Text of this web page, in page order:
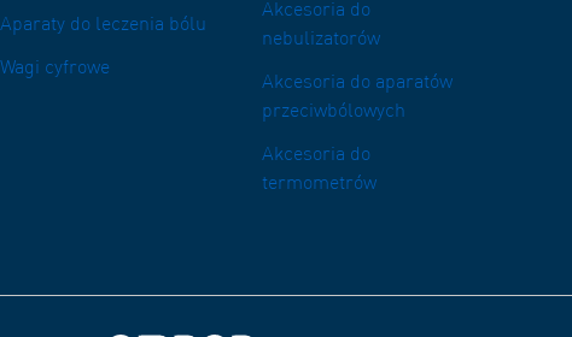
Aparaty do leczenia bólu
Wagi cyfrowe
Akcesoria do
nebulizatorów
Akcesoria do aparatów
przeciwbólowych
Akcesoria do
termometrów